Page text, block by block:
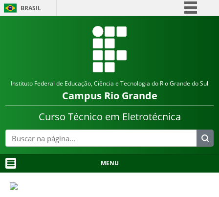
BRASIL
Legislação
Canais
Instituto Federal de Educação, Ciência e Tecnologia do Rio Grande do Sul
Campus Rio Grande
Curso Técnico em Eletrotécnica
MENU